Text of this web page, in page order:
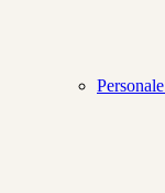
Personale